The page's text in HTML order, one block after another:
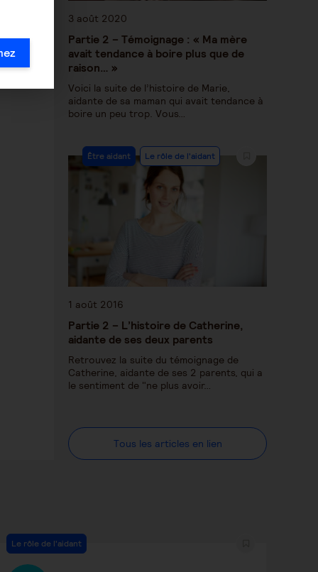
3 août 2020
Partie 2 – Témoignage : « Ma mère
avait tendance à boire plus que de
raison… »
Voici la suite de l’histoire de Marie,
aidante de sa maman qui avait tendance à
boire un peu trop. Vous…
Être aidant Le rôle de l'aidant
1 août 2016
Partie 2 – L’histoire de Catherine,
aidante de ses deux parents
Retrouvez la suite du témoignage de
Catherine, aidante de ses 2 parents, qui a
le sentiment de "ne plus avoir…
Tous les articles en lien
Le rôle de l'aidant